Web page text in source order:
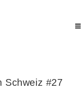
Schweiz #27